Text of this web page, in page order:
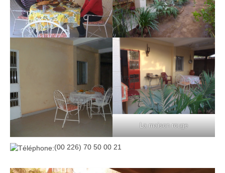
La maison rouge
(00 226) 70 50 00 21